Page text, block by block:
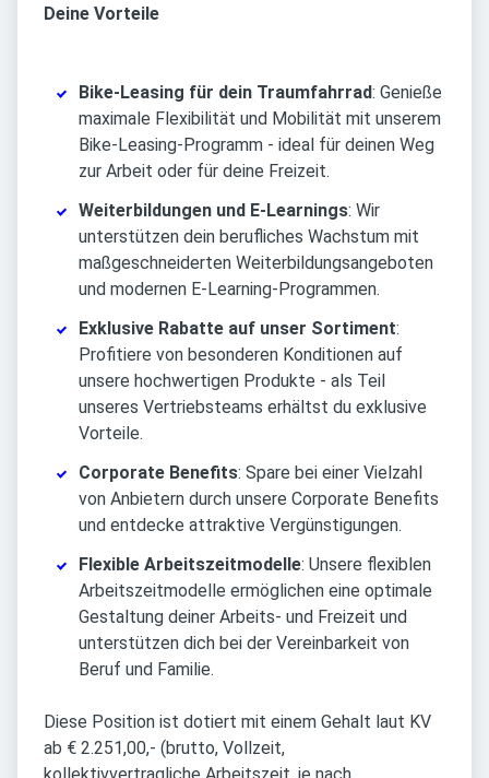
Deine Vorteile
Bike-Leasing für dein Traumfahrrad: Genieße
maximale Flexibilität und Mobilität mit unserem
Bike-Leasing-Programm - ideal für deinen Weg
zur Arbeit oder für deine Freizeit.
Weiterbildungen und E-Learnings: Wir
unterstützen dein berufliches Wachstum mit
maßgeschneiderten Weiterbildungsangeboten
und modernen E-Learning-Programmen.
Exklusive Rabatte auf unser Sortiment:
Profitiere von besonderen Konditionen auf
unsere hochwertigen Produkte - als Teil
unseres Vertriebsteams erhältst du exklusive
Vorteile.
Corporate Benefits: Spare bei einer Vielzahl
von Anbietern durch unsere Corporate Benefits
und entdecke attraktive Vergünstigungen.
Flexible Arbeitszeitmodelle: Unsere flexiblen
Arbeitszeitmodelle ermöglichen eine optimale
Gestaltung deiner Arbeits- und Freizeit und
unterstützen dich bei der Vereinbarkeit von
Beruf und Familie.
Diese Position ist dotiert mit einem Gehalt laut KV
ab € 2.251,00,- (brutto, Vollzeit,